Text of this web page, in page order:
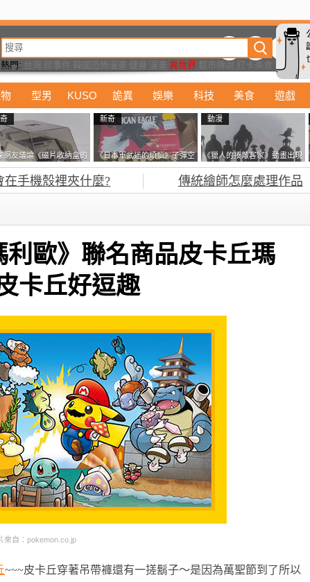
熱門: 異世界
型男 KUSO 詭異 娛樂 科技 美食 遊戲
網友議論《磁片收納盒的
什麼用》想偷的話整盒拿
就好了嗎？
新奇
《日本軍武迷的煩惱》子彈空
盒在日本超級貴 美國網友直
接一大箱寄給他了
動漫
《獵人的揍敵客家》動畫出現
的這個剪影是誰？你是不是忘
記還有這號人物了
在手機殼裡夾什麼? 傳統繪師怎麼處理作品
利歐》聯名商品皮卡丘瑪
卡丘好逗趣
來自：pokemon.co.jp
~~~皮卡丘穿著吊帶褲還有一搓鬍子～是因為萬聖節到了所以